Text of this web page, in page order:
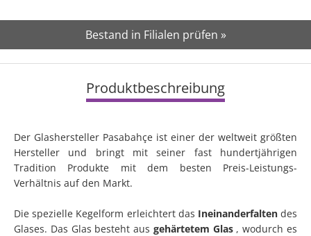
Bestand in Filialen prüfen »
Produktbeschreibung
Der Glashersteller Pasabahçe ist einer der weltweit größten
Hersteller und bringt mit seiner fast hundertjährigen
Tradition Produkte mit dem besten Preis-Leistungs-
Verhältnis auf den Markt.
Die spezielle Kegelform erleichtert das Ineinanderfaltendes
Glases. Das Glas besteht aus gehärtetem Glas , wodurch es